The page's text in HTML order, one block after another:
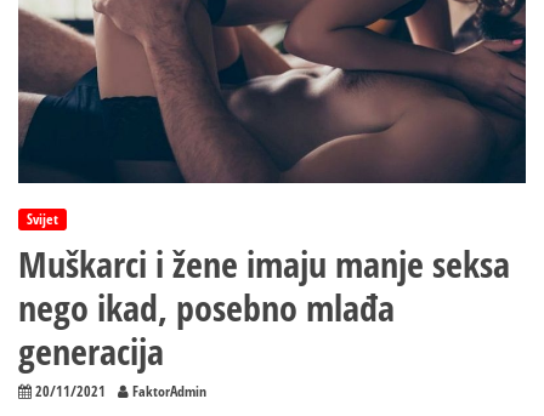
Svijet
Muškarci i žene imaju manje seksa
nego ikad, posebno mlađa
generacija
20/11/2021 FaktorAdmin